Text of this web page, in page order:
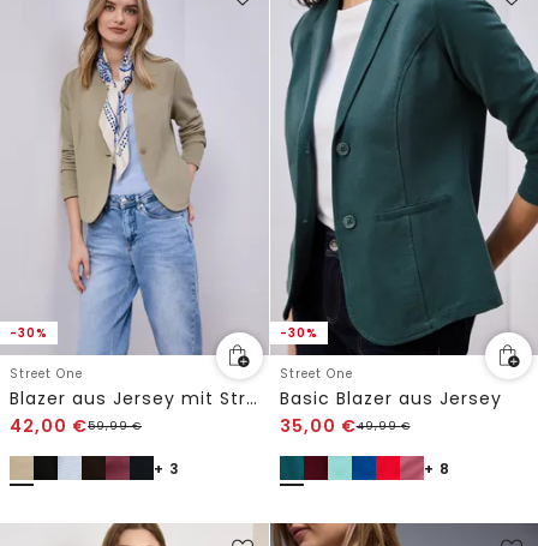
-30%
Street One
Blazer aus Jersey mit Struktur
42,00 €59,99€
+ 3
-30%
Street One
Basic Blazer aus Jersey
35,00 €49,99€
+ 8